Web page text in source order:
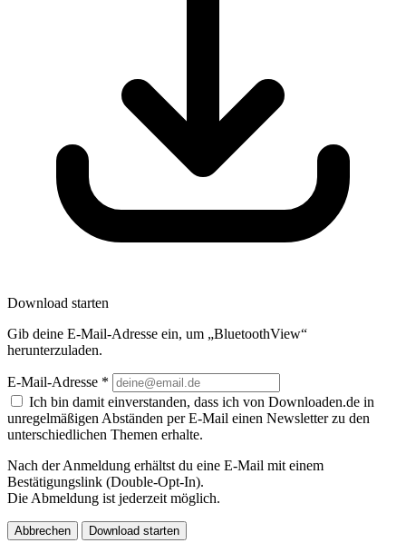
Download starten
Gib deine E-Mail-Adresse ein, um „BluetoothView“
herunterzuladen.
E-Mail-Adresse *
Ich bin damit einverstanden, dass ich von Downloaden.de in
unregelmäßigen Abständen per E-Mail einen Newsletter zu den
unterschiedlichen Themen erhalte.
Nach der Anmeldung erhältst du eine E-Mail mit einem
Bestätigungslink (Double-Opt-In).
Die Abmeldung ist jederzeit möglich.
Abbrechen Download starten